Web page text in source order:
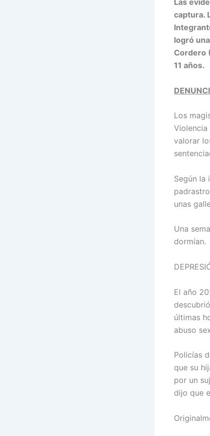
Las
captura.
logró
Cordero
11 años.
Los
Violencia
valorar
Según la
unas
Una
dormían.
El año
últimas
abuso
Policías
que su
por un
dijo que